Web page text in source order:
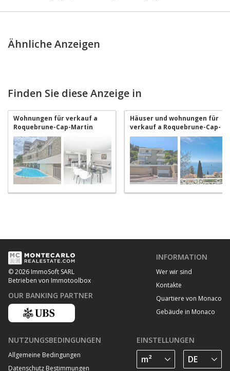
Ähnliche Anzeigen
Finden Sie diese Anzeige in
Wohnungen für verkauf a
Roquebrune-Cap-Martin
Häuser und wohnungen für
verkauf a Roquebrune-Cap-
Martin
© 2026 ImmoSoft SARL
Betrieben von Immotoolbox
OUR BANKING PARTNER
INFORMATION
Wer wir sind
Kontakte
Quartiere von Monaco
Gebäude in Monaco
NUTZUNGSBEDINGUNGEN
Allgemeine Bedingungen
Datenschutz Bestimmungen
EINSTELLUNGEN